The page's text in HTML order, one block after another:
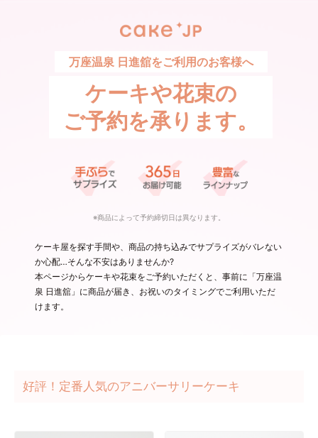
万座温泉 日進舘をご利用のお客様へ
ケーキや花束の
ご予約を承ります。
※商品によって予約締切日は異なります。
ケーキ屋を探す手間や、商品の持ち込みでサプライズがバレない
か心配…そんな不安はありませんか?
本ページからケーキや花束をご予約いただくと、事前に「万座温
泉 日進舘」に商品が届き、お祝いのタイミングでご利用いただ
けます。
好評！定番人気のアニバーサリーケーキ